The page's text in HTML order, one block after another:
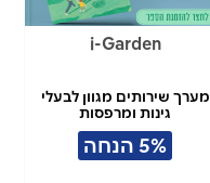
i-Garden
מערך שירותים מגוון לבעלי
גינות ומרפסות
5% הנחה